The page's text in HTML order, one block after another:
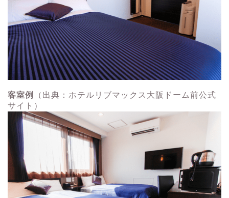
客室例
（出典：ホテルリブマックス大阪ドーム前公式
サイト）